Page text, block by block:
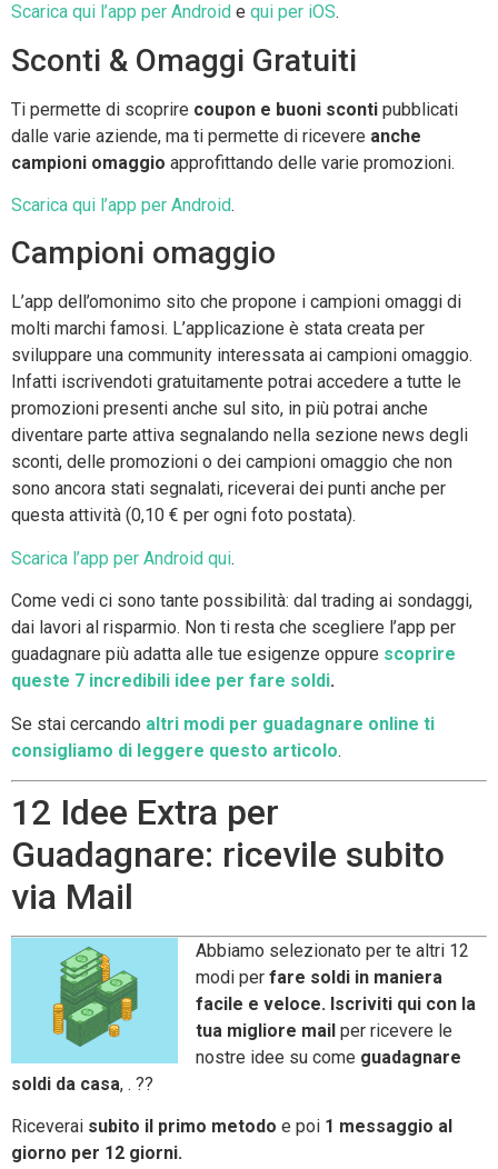
Scarica qui l’app per Android e qui per iOS.
Sconti & Omaggi Gratuiti
Ti permette di scoprire coupon e buoni sconti pubblicati
dalle varie aziende, ma ti permette di ricevere anche
campioni omaggio approfittando delle varie promozioni.
Scarica qui l’app per Android.
Campioni omaggio
L’app dell’omonimo sito che propone i campioni omaggi di
molti marchi famosi. L’applicazione è stata creata per
sviluppare una community interessata ai campioni omaggio.
Infatti iscrivendoti gratuitamente potrai accedere a tutte le
promozioni presenti anche sul sito, in più potrai anche
diventare parte attiva segnalando nella sezione news degli
sconti, delle promozioni o dei campioni omaggio che non
sono ancora stati segnalati, riceverai dei punti anche per
questa attività (0,10 € per ogni foto postata).
Scarica l’app per Android qui.
Come vedi ci sono tante possibilità: dal trading ai sondaggi,
dai lavori al risparmio. Non ti resta che scegliere l’app per
guadagnare più adatta alle tue esigenze oppure scoprire
queste 7 incredibili idee per fare soldi.
Se stai cercando altri modi per guadagnare online ti
consigliamo di leggere questo articolo.
12 Idee Extra per
Guadagnare: ricevile subito
via Mail
Abbiamo selezionato per te altri 12
modi per fare soldi in maniera
facile e veloce. Iscriviti qui con la
tua migliore mail per ricevere le
nostre idee su come guadagnare
soldi da casa, . ??
Riceverai subito il primo metodo e poi 1 messaggio al
giorno per 12 giorni.